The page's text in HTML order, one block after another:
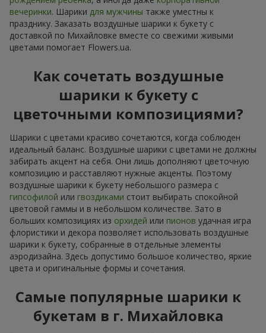
вечеринки. Шарики для мужчины также уместны к
празднику. Заказать воздушные шарики к букету с
доставкой по Михайловке вместе со свежими живыми
цветами помогает Flowers.ua.
Как сочетать воздушные
шарики к букету с
цветочными композициями?
Шарики с цветами красиво сочетаются, когда соблюден
идеальный баланс. Воздушные шарики с цветами не должны
забирать акцент на себя. Они лишь дополняют цветочную
композицию и расставляют нужные акценты. Поэтому
воздушные шарики к букету небольшого размера с
гипсофилой или гвоздиками стоит выбирать спокойной
цветовой гаммы и в небольшом количестве. Зато в
больших композициях из орхидей или пионов удачная игра
флористики и декора позволяет использовать воздушные
шарики к букету, собранные в отдельные элементы
аэродизайна. Здесь допустимо большое количество, яркие
цвета и оригинальные формы и сочетания.
Самые популярные шарики к
букетам в г. Михайловка